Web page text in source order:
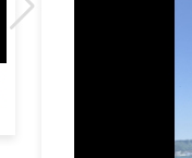
シマノ24ヴァンフ
量！ストラディッ